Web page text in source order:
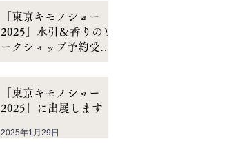
「東京キモノショー
2025」水引＆香りのワ
ークショップ予約受付
スタート
「東京キモノショー
2025」に出展します
2025年1月29日